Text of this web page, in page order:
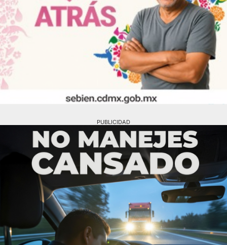
PUBLICIDAD